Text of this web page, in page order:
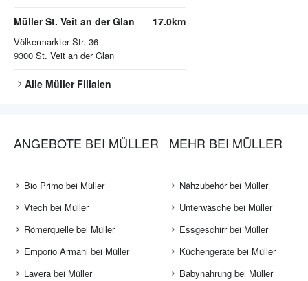
Müller St. Veit an der Glan
Völkermarkter Str. 36
9300 St. Veit an der Glan
17.0km
Alle MüllerFilialen
ANGEBOTE BEI MÜLLER
Bio Primo bei Müller
Vtech bei Müller
Römerquelle bei Müller
Emporio Armani bei Müller
Lavera bei Müller
MEHR BEI MÜLLER
Nähzubehör bei Müller
Unterwäsche bei Müller
Essgeschirr bei Müller
Küchengeräte bei Müller
Babynahrung bei Müller